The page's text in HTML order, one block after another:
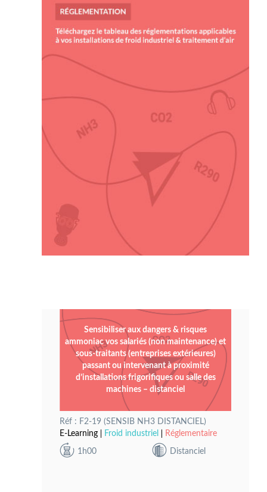
Sensibiliser aux dangers & risques
ammoniac vos salariés (non maintenance) et
sous-traitants (entreprises extérieures)
passant ou intervenant à proximité
d’installations frigorifiques ou salle des
machines – distanciel
Réf : F2-19 (SENSIB NH3 DISTANCIEL)
E-Learning
Froid industriel Réglementaire
1h00 Distanciel